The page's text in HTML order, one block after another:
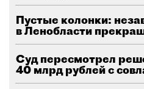
Пустые колонки:
в Ленобласти
Суд пересмотрел
40 млрд рублей с